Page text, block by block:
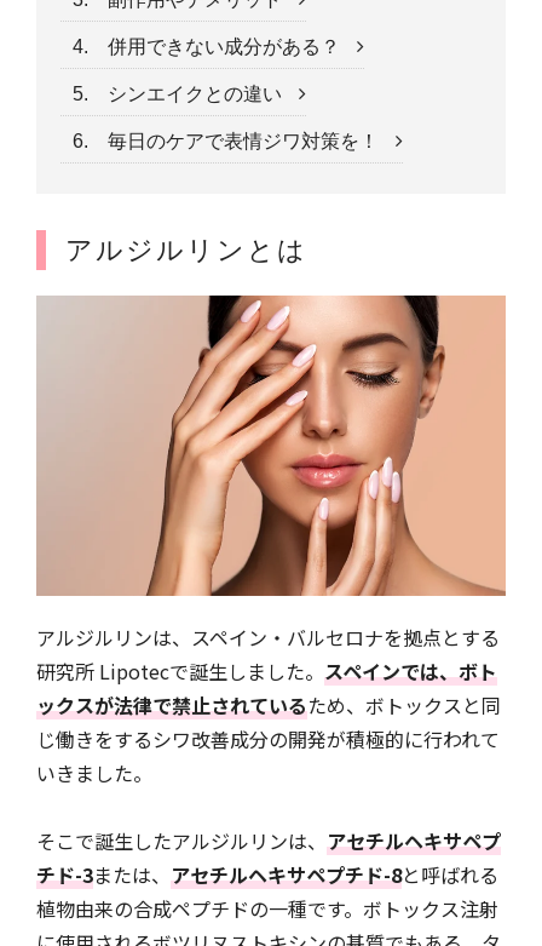
4. 併用できない成分がある？
5. シンエイクとの違い
6. 毎日のケアで表情ジワ対策を！
アルジルリンとは
アルジルリンは、スペイン・バルセロナを拠点とする
研究所 Lipotecで誕生しました。 スペインでは、ボト
ックスが法律で禁止されているため、ボトックスと同
じ働きをするシワ改善成分の開発が積極的に行われて
いきました。
そこで誕生したアルジルリンは、 アセチルヘキサペプ
チド-3または、 アセチルヘキサペプチド-8と呼ばれる
植物由来の合成ペプチドの一種です。ボトックス注射